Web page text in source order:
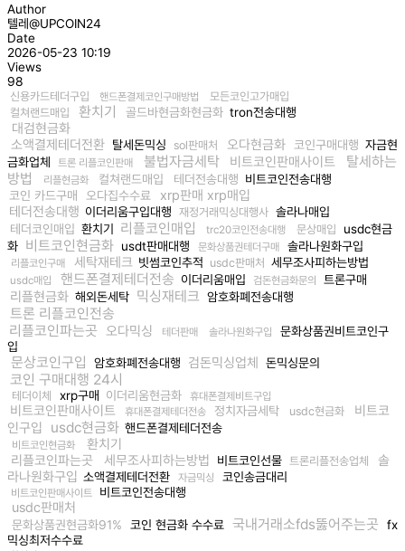
Author
텔레@UPCOIN24
Date
2026-05-23 10:19
Views
98
신용카드테더구입 핸드폰결제코인구매방법
모든코인고가매입
컬쳐랜드매입
환치기 골드바현금화현금화 tron전송대행
대검현금화
소액결제테더전환 탈세돈믹싱 sol판매처 오다현금화 코인구매대행 자금현
금화업체
트론 리플코인판매 불법자금세탁 비트코인판매사이트
탈세하는
방법
리플현금화 컬쳐랜드매입 테더전송대행 비트코인전송대행
코인 카드구매
오다집수수료
xrp판매 xrp매입
테더전송대행 이더리움구입대행 재정거래믹싱대행사 솔라나매입
테더코인매입 환치기 리플코인매입 trc20코인전송대행 문상매입
usdc현금
화 비트코인현금화 usdt판매대행 문화상품권테더구매 솔라나원화구입
리플코인구매 세탁재테크 빗썸코인추적 usdc판매처 세무조사피하는방법
usdc매입 핸드폰결제테더전송 이더리움매입 검돈현금화문의 트론구매
리플현금화 해외돈세탁 믹싱재테크 암호화폐전송대행
트론 리플코인전송
리플코인파는곳
오다믹싱 테더판매 솔라나원화구입
문화상품권비트코인구
입
문상코인구입 암호화폐전송대행 검돈믹싱업체 돈믹싱문의
코인 구매대행 24시
테더이체 xrp구매 이더리움현금화 휴대폰결제비트구입
비트코인판매사이트 휴대폰결제테더전송 정치자금세탁 usdc현금화
비트코
인구입
usdc현금화 핸드폰결제테더전송
비트코인현금화
환치기
리플코인파는곳
세무조사피하는방법 비트코인선물 트론리플전송업체
솔
라나원화구입 소액결제테더전환 자금믹싱 코인송금대리
비트코인판매사이트 비트코인전송대행
usdc판매처
문화상품권현금화91% 코인 현금화 수수료 국내거래소fds뚫어주는곳
fx
믹싱최저수수료